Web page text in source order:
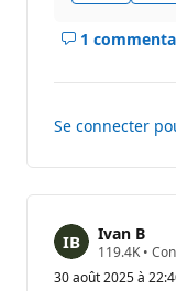
1
pour
Se connecter
Ivan B
119.4K P
i
•
30 août 2025 à